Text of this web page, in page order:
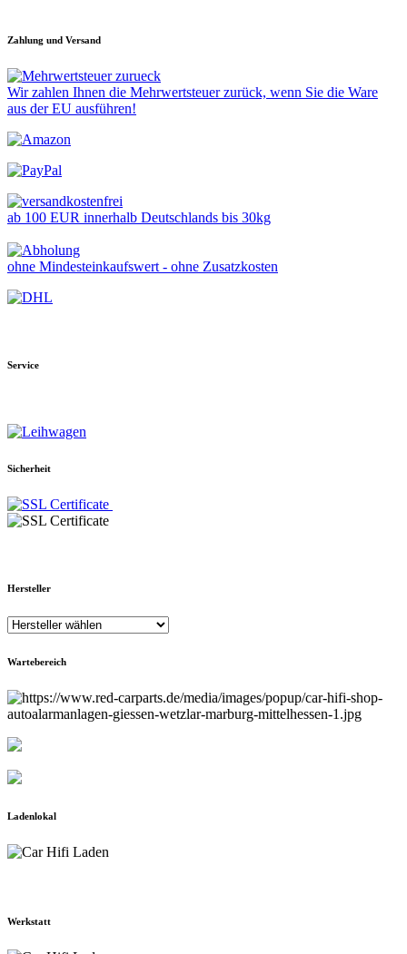
Zahlung und Versand
Wir zahlen Ihnen die Mehrwertsteuer zurück, wenn Sie die Ware
aus der EU ausführen!
ab 100 EUR innerhalb Deutschlands bis 30kg
ohne Mindesteinkaufswert - ohne Zusatzkosten
Service
Sicherheit
Hersteller
Wartebereich
Ladenlokal
Werkstatt